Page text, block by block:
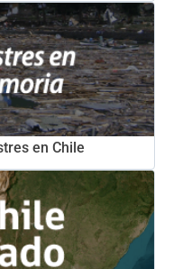
en Chile